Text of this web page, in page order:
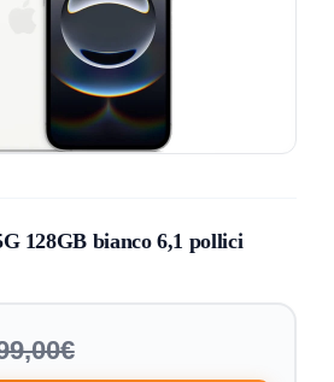
128GB bianco 6,1 pollici